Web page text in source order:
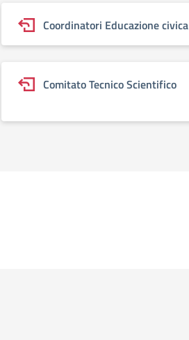
Coordinatori Educazione civica
Comitato Tecnico Scientifico